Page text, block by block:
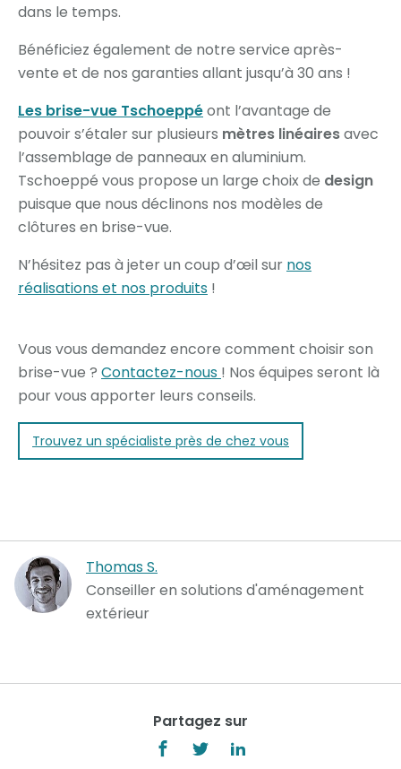
dans le temps.
Bénéficiez également de notre service après-
vente et de nos garanties allant jusqu’à 30 ans !
Les brise-vue Tschoeppéont l’avantage de
pouvoir s’étaler sur plusieurs mètres linéairesavec
l’assemblage de panneaux en aluminium.
Tschoeppé vous propose un large choix de design
puisque que nous déclinons nos modèles de
clôtures en brise-vue.
N’hésitez pas à jeter un coup d’œil sur nos
réalisations et nos produits !
Vous vous demandez encore comment choisir son
brise-vue ? Contactez-nous ! Nos équipes seront là
pour vous apporter leurs conseils.
Trouvez un spécialiste près de chez vous
Thomas S.
Conseiller en solutions d'aménagement
extérieur
Partagez sur